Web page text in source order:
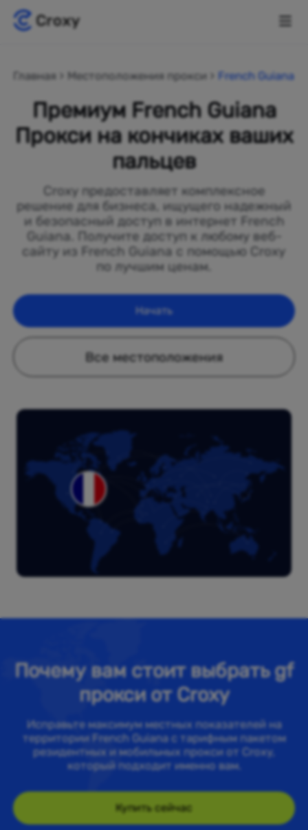
Главная Местоположения прокси French Guiana
Премиум French Guiana
Прокси на кончиках ваших
пальцев
Croxy предоставляет комплексное
решение для бизнеса, ищущего надежный
и безопасный доступ в интернет French
Guiana. Получите доступ к любому веб-
сайту из French Guiana с помощью Croxy
по лучшим ценам.
Начать
Все местоположения
Почему вам стоит выбрать gf
прокси от Croxy
Исправьте максимум местных показателей на
территории French Guiana с тарифным пакетом
резидентных и мобильных прокси от Croxy,
который подходит именно вам.
Купить сейчас